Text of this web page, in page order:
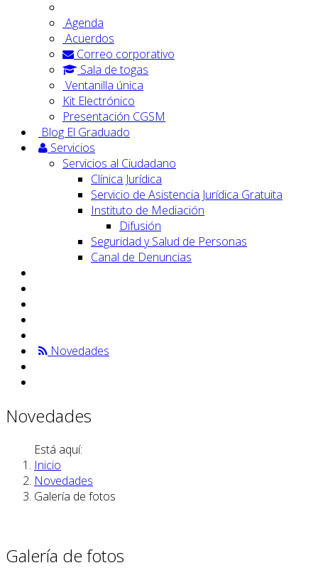
Agenda
Acuerdos
Correo corporativo
Sala de togas
Ventanilla única
Kit Electrónico
Presentación CGSM
Blog El Graduado
Servicios
Servicios al Ciudadano
Clínica Jurídica
Servicio de Asistencia Jurídica Gratuita
Instituto de Mediación
Difusión
Seguridad y Salud de Personas
Canal de Denuncias
Novedades
Novedades
Está aquí:
Inicio
Novedades
Galería de fotos
Galería de fotos